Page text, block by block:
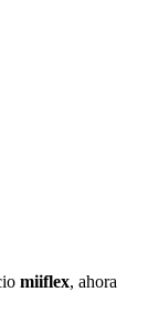
miiflex, ahora